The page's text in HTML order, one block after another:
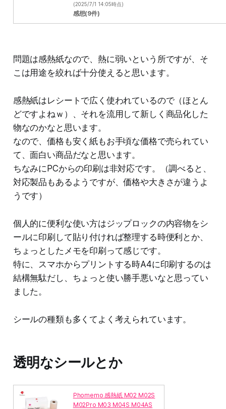
(2025/7/1 14:05時点)
感想(9件)
問題は感熱紙なので、熱に弱いという所ですが、そ
こは用途を絞れば十分使えると思います。
感熱紙はレシートで広く使われているので（ほとん
どですよねｗ）、それを流用して新しく商品化した
物なのかなと思います。
なので、価格も安く紙もお手頃な価格で売られてい
て、面白い商品だなと思います。
ちなみにPCからの印刷は非対応です。（調べると、
対応製品もあるようですが、価格や大きさが違うよ
うです）
個人的に便利な使い方はジップロックの内容物をシ
ールに印刷して貼り付ければ整理する時便利とか、
ちょっとしたメモを印刷って感じです。
特に、スマホからプリントする時A4に印刷するのは
結構無駄だし、ちょっと使い勝手悪いなと思ってい
ました。
シールの種類も多くてよく考えられています。
透明なシールとか
Phomemo 感熱紙 M02 M02S
M02Pro M03 M04S M04AS